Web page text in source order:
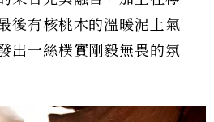
後有核桃木的溫暖泥土氣
出一絲樸實剛毅無畏的氛